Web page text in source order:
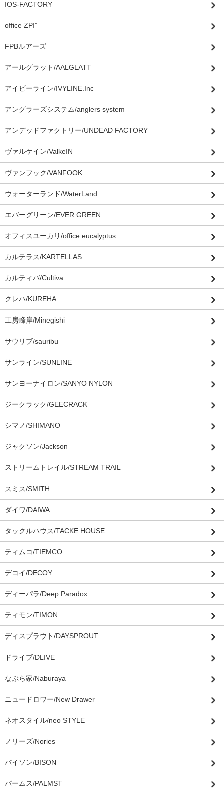
IOS-FACTORY
office ZPI”
FPBルアーズ
アールグラット/AALGLATT
アイビーライン/IVYLINE.Inc
アングラーズシステム/anglers system
アンデッドファクトリー/UNDEAD FACTORY
ヴァルケイン/ValkeIN
ヴァンフック/VANFOOK
ウォーターランド/WaterLand
エバーグリーン/EVER GREEN
オフィスユーカリ/office eucalyptus
カルテラス/KARTELLAS
カルティバ/Cultiva
クレハ/KUREHA
工房峰岸/Minegishi
サウリブ/sauribu
サンライン/SUNLINE
サンヨーナイロン/SANYO NYLON
ジークラック/GEECRACK
シマノ/SHIMANO
ジャクソン/Jackson
ストリームトレイル/STREAM TRAIL
スミス/SMITH
ダイワ/DAIWA
タックルハウス/TACKE HOUSE
ティムコ/TIEMCO
デコイ/DECOY
ディーパラ/Deep Paradox
ティモン/TIMON
ディスプラウト/DAYSPROUT
ドライブ/DLIVE
なぶら家/Naburaya
ニュードロワー/New Drawer
ネオスタイル/neo STYLE
ノリーズ/Nories
バイソン/BISON
パームス/PALMST